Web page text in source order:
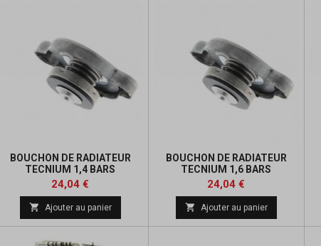
BOUCHON DE RADIATEUR
TECNIUM 1,4 BARS
Prix
24,04 €
 Ajouter au panier
BOUCHON DE RADIATEUR
TECNIUM 1,6 BARS
Prix
24,04 €
 Ajouter au panier